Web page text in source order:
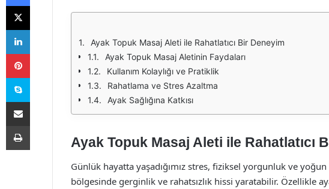
Ayak Topuk Masaj Aleti ile Rahatlatıcı Bir Deneyim
Ayak Topuk Masaj Aletinin Faydaları
Kullanım Kolaylığı ve Pratiklik
Rahatlama ve Stres Azaltma
Ayak Sağlığına Katkısı
Ayak Topuk Masaj Aleti ile Rahatlatıcı
Günlük hayatta yaşadığımız stres, fiziksel yorgunluk ve
bölgesinde gerginlik ve rahatsızlık hissi yaratabilir. Özellikle
X
LinkedIn
Pinterest
Skype
E-Posta ile paylaş